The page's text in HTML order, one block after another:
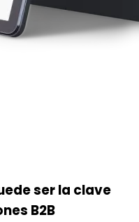
ser la clave
B2B